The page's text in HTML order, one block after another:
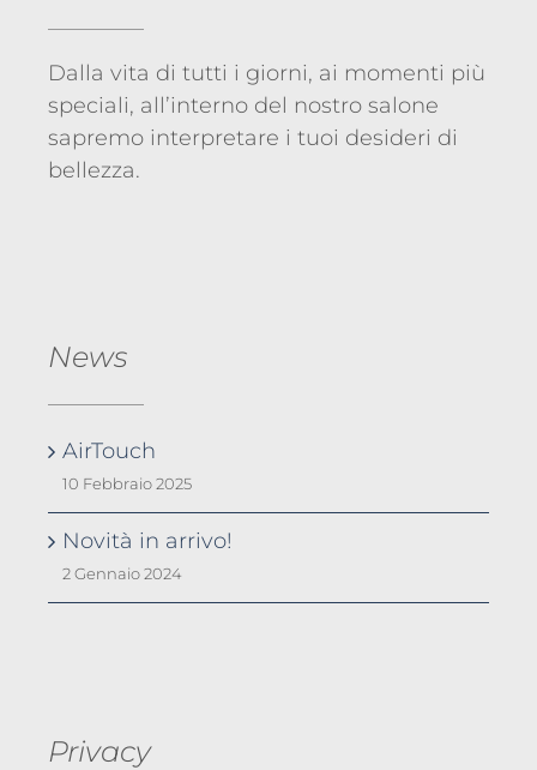
Dalla vita di tutti i giorni, ai momenti più
speciali, all’interno del nostro salone
sapremo interpretare i tuoi desideri di
bellezza.
News
AirTouch
10 Febbraio 2025
Novità in arrivo!
2 Gennaio 2024
Privacy